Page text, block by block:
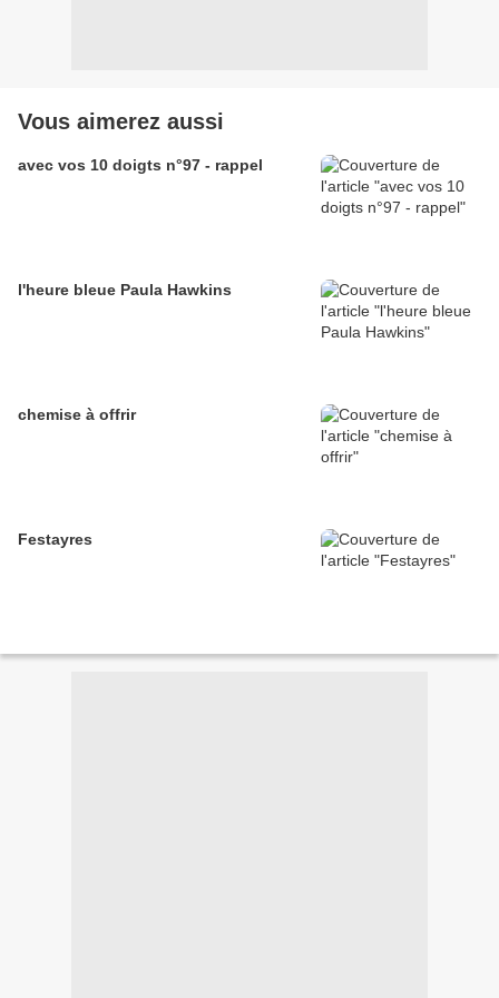
Vous aimerez aussi
avec vos 10 doigts n°97 - rappel
l'heure bleue Paula Hawkins
chemise à offrir
Festayres